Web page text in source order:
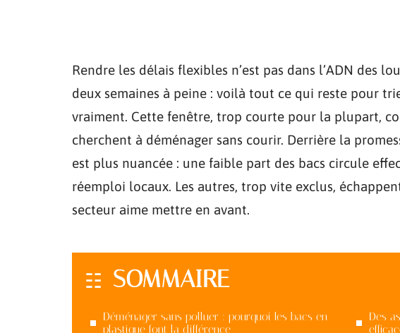
Rendre les délais flexibles n’est pas dans l’ADN des
deux semaines à peine : voilà tout ce qui reste pour
vraiment. Cette fenêtre, trop courte pour la plupart,
cherchent à déménager sans courir. Derrière la
est plus nuancée : une faible part des bacs circule
réemploi locaux. Les autres, trop vite exclus,
secteur aime mettre en avant.
SOMMAIRE
Déménager sans polluer : pourquoi les bacs en
plastique font la différence
Des